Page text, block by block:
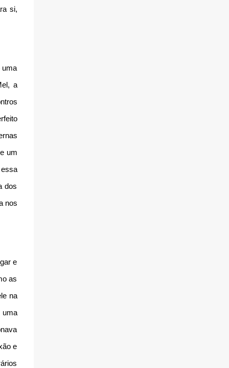
si,
uma
a
um
dos
nos
e
as
na
uma
e